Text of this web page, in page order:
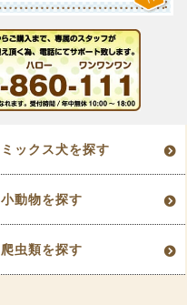
ミックス犬を探す
小動物を探す
爬虫類を探す